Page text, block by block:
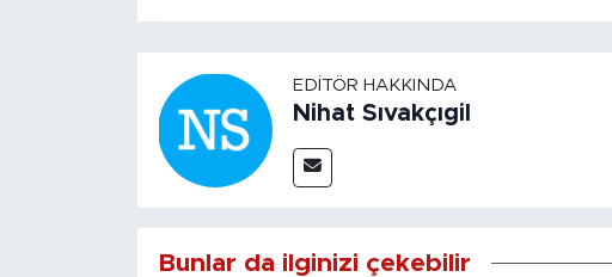
EDITÖR HAKKINDA
Nihat Sıvakçıgil
Bunlar da ilginizi çekebilir